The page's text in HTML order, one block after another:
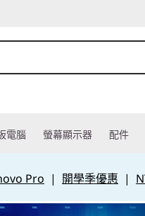
電腦 螢幕顯示器 配件
Pro | 開學季優惠 |